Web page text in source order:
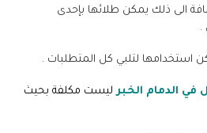
الى ذلك يمكن طلائها بإحدى
.
استخدامها لتلبي كل المتطلبات .
في الدمام الخبر ليست مكلفة بحيث